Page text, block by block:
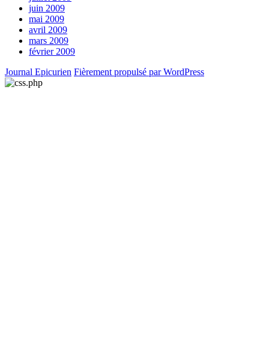
juin 2009
mai 2009
avril 2009
mars 2009
février 2009
Journal Epicurien Fièrement propulsé par WordPress